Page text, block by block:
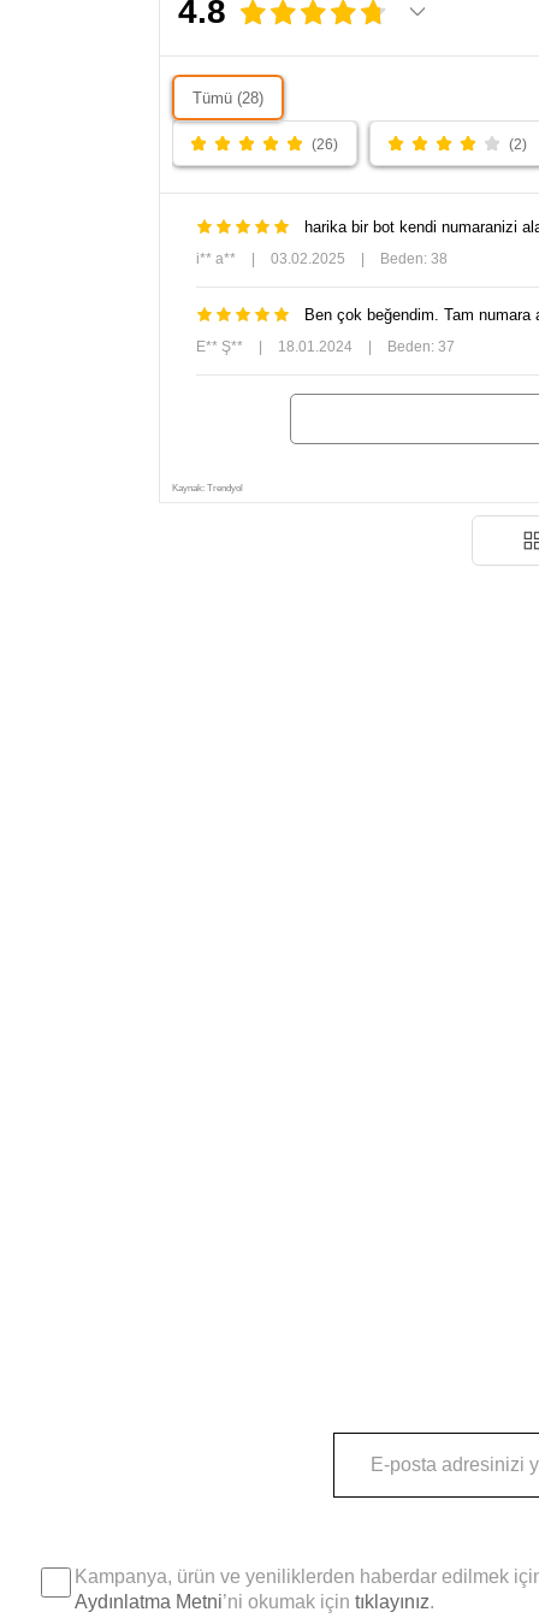
4.8
Tümü (28)
(26) (2)
harika bir bot kendi numaranizi
i** a** 03.02.2025 Beden: 38
Ben çok beğendim. Tam
E** Ş** 18.01.2024 Beden: 37
Kaynak: Trendyol
Kampanya, ürün ve yeniliklerden haberdar edilmek
Aydınlatma Metni’ni okumak için tıklayınız.